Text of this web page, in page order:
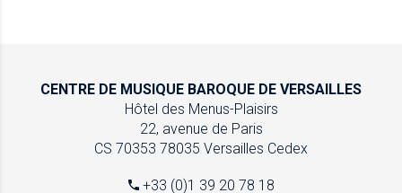
CENTRE DE MUSIQUE BAROQUE DE VERSAILLES
Hôtel des Menus-Plaisirs
22, avenue de Paris
CS 70353 78035 Versailles Cedex
+33 (0)1 39 20 78 18